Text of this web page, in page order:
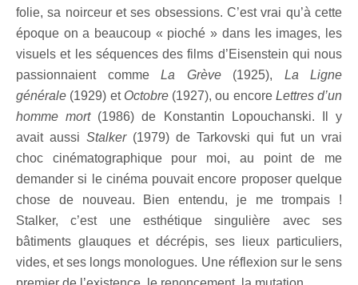
folie, sa noirceur et ses obsessions. C’est vrai qu’à cette
époque on a beaucoup « pioché » dans les images, les
visuels et les séquences des films d’Eisenstein qui nous
passionnaient comme La Grève(1925), La Ligne
générale (1929) et Octobre(1927), ou encore Lettres d’un
homme mort(1986) de Konstantin Lopouchanski. Il y
avait aussi Stalker(1979) de Tarkovski qui fut un vrai
choc cinématographique pour moi, au point de me
demander si le cinéma pouvait encore proposer quelque
chose de nouveau. Bien entendu, je me trompais !
Stalker, c’est une esthétique singulière avec ses
bâtiments glauques et décrépis, ses lieux particuliers,
vides, et ses longs monologues. Une réflexion sur le sens